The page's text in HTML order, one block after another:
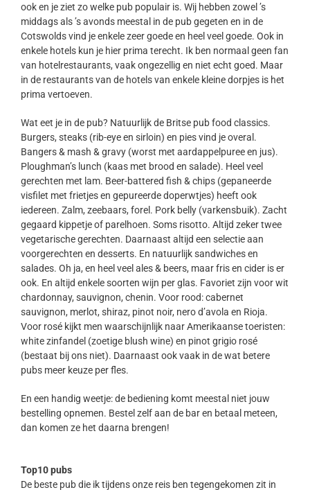
ook en je ziet zo welke pub populair is. Wij hebben zowel ’s
middags als ’s avonds meestal in de pub gegeten en in de
Cotswolds vind je enkele zeer goede en heel veel goede. Ook in
enkele hotels kun je hier prima terecht. Ik ben normaal geen fan
van hotelrestaurants, vaak ongezellig en niet echt goed. Maar
in de restaurants van de hotels van enkele kleine dorpjes is het
prima vertoeven.
Wat eet je in de pub? Natuurlijk de Britse pub food classics.
Burgers, steaks (rib-eye en sirloin) en pies vind je overal.
Bangers & mash & gravy (worst met aardappelpuree en jus).
Ploughman’s lunch (kaas met brood en salade). Heel veel
gerechten met lam. Beer-battered fish & chips (gepaneerde
visfilet met frietjes en gepureerde doperwtjes) heeft ook
iedereen. Zalm, zeebaars, forel. Pork belly (varkensbuik). Zacht
gegaard kippetje of parelhoen. Soms risotto. Altijd zeker twee
vegetarische gerechten. Daarnaast altijd een selectie aan
voorgerechten en desserts. En natuurlijk sandwiches en
salades. Oh ja, en heel veel ales & beers, maar fris en cider is er
ook. En altijd enkele soorten wijn per glas. Favoriet zijn voor wit
chardonnay, sauvignon, chenin. Voor rood: cabernet
sauvignon, merlot, shiraz, pinot noir, nero d’avola en Rioja.
Voor rosé kijkt men waarschijnlijk naar Amerikaanse toeristen:
white zinfandel (zoetige blush wine) en pinot grigio rosé
(bestaat bij ons niet). Daarnaast ook vaak in de wat betere
pubs meer keuze per fles.
En een handig weetje: de bediening komt meestal niet jouw
bestelling opnemen. Bestel zelf aan de bar en betaal meteen,
dan komen ze het daarna brengen!
Top10 pubs
De beste pub die ik tijdens onze reis ben tegengekomen zit in